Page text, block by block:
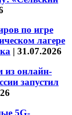
по игре
лагере
| 31.07.2026
из онлайн-
запустил
5G-